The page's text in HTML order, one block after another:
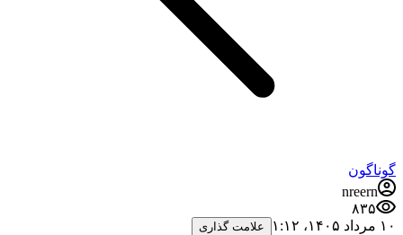
گوناگون
nreern
۸۳۵
۱۰ مرداد ۱۴۰۵،‏ ۱:۱۲
علامت گذاری